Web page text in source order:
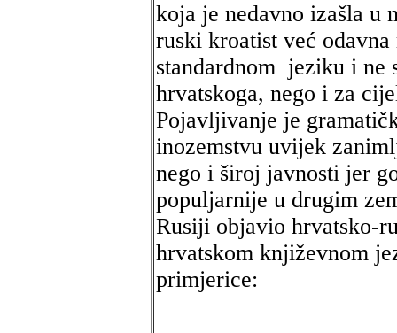
koja je nedavno izašla u
ruski kroatist već
standardnom jeziku i ne
hrvatskoga, nego i za
Pojavljivanje je
inozemstvu uvijek
nego i široj javnosti jer
populjarnije u drugim
Rusiji objavio hrvatsko-
hrvatskom književnom
primjerice: